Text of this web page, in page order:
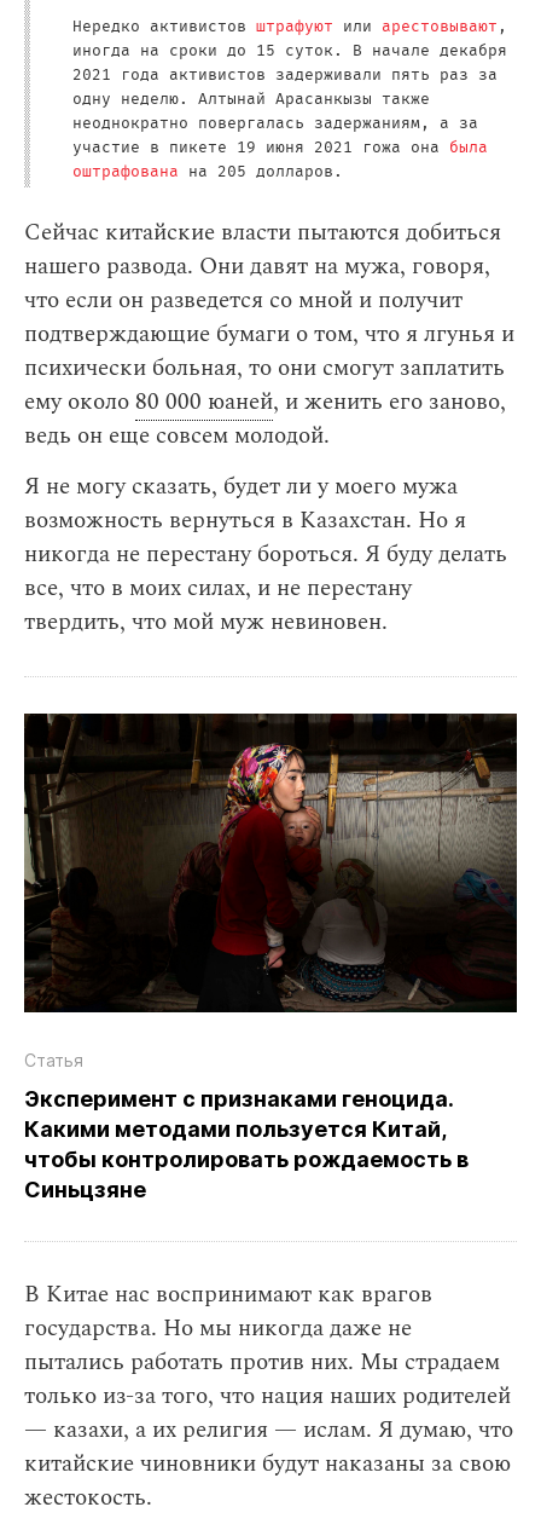
Нередко активистов штрафуют или арестовывают,
иногда на сроки до 15 суток. В начале декабря
2021 года активистов задерживали пять раз за
одну неделю. Алтынай Арасанкызы также
неоднократно повергалась задержаниям, а за
участие в пикете 19 июня 2021 гожа она была
оштрафована на 205 долларов.
Сейчас китайские власти пытаются добиться
нашего развода. Они давят на мужа, говоря,
что если он разведется со мной и получит
подтверждающие бумаги о том, что я лгунья и
психически больная, то они смогут заплатить
ему около80 000 юаней, и женить его заново,
ведь он еще совсем молодой.
Я не могу сказать, будет ли у моего мужа
возможность вернуться в Казахстан. Но я
никогда не перестану бороться. Я буду делать
все, что в моих силах, и не перестану
твердить, что мой муж невиновен.
Статья
Эксперимент c признаками геноцида.
Какими методами пользуется Китай,
чтобы контролировать рождаемость в
Синьцзяне
В Китае нас воспринимают как врагов
государства. Но мы никогда даже не
пытались работать против них. Мы страдаем
только из-за того, что нация наших родителей
— казахи, а их религия — ислам. Я думаю, что
китайские чиновники будут наказаны за свою
жестокость.